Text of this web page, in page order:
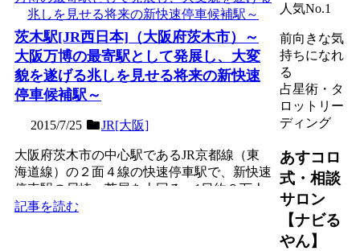
茨木駅[JR西日本]（大阪府茨木市）～
大阪万博の最寄駅として発展し、大変
貌を遂げる兆しを見せる将来の新快速
停車候補駅～
2015/7/25 JR[大阪]
大阪府茨木市の中心駅であるJR京都線（東
海道線）の２面４線の快速停車駅で、新快速
停車駅の尼崎・芦屋を上回る、1日約９万人
の乗降客数を誇る。1...
記事を読む
人気No.1
前向きな気
持ちになれ
る
占星術・タ
ロットリー
ディング
あすコロ
式・相談
サロン
【ナビる
やん】